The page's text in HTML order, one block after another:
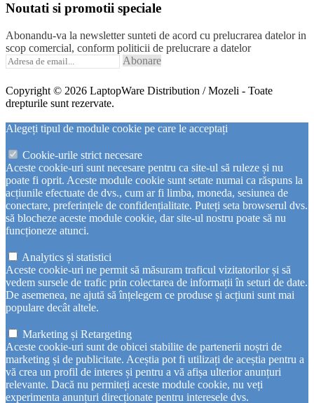
Noutati si promotii speciale
Abonandu-va la newsletter sunteti de acord cu prelucrarea datelor in
scop comercial, conform politicii de prelucrare a datelor
Abonare
Copyright © 2026 LaptopWare Distribution / Mozeli - Toate
drepturile sunt rezervate.
Alegeți tipul de module cookie pe care le acceptați
Cookie-urile strict necesare
Aceste cookie-uri sunt necesare pentru ca site-ul să ruleze și nu
poate fi oprit. Aceste module cookie sunt setate numai ca răspuns la
acțiunile efectuate de dvs., cum ar fi limba, moneda, sesiunea de
conectare, preferințele de confidențialitate. Puteți seta browserul dvs.
să blocheze aceste module cookie, dar site-ul nostru poate să nu
funcționeze atunci.
Analytics și statistici
Aceste cookie-uri ne permit să măsuram traficul vizitatorilor și să
vedem sursele de trafic prin colectarea de informații în seturi de date.
De asemenea, ne ajută să înțelegem ce produse și acțiuni sunt mai
populare decât altele.
Marketing și Retargeting
Aceste cookie-uri sunt de obicei stabilite de partenerii noștri de
marketing și de publicitate. Aceștia pot fi utilizați de aceștia pentru a
vă crea un profil de interes și pentru a vă afișa ulterior anunțuri
relevante. Dacă nu permiteți aceste module cookie, nu veți
experimenta anunțuri direcționate pentru interesele dvs.